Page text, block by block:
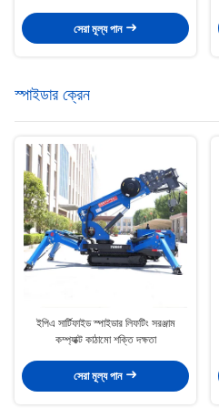
সেরা মূল্য পান
স্পাইডার ক্রেন
ইপিএ সার্টিফাইড স্পাইডার লিফটিং সরঞ্জাম
কম্প্যাক্ট কাঠামো শক্তি দক্ষতা
সেরা মূল্য পান